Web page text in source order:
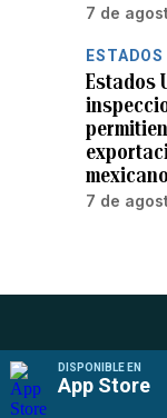
7 de
Estados
7 de
DISPONIBLE EN
App Store